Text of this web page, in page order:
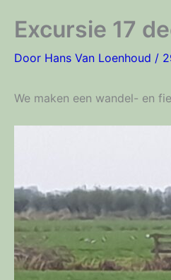
Excursie 17
Door Hans Van Loenhoud /
We maken een wandel- en